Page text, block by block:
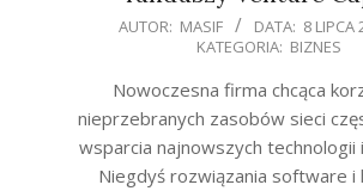
2021-AUTOR: MASIF DATA: 8 LIPCA
KATEGORIA: BIZNES
Nowoczesna firma chcąca
nieprzebranych zasobów sieci
wsparcia najnowszych technologii
Niegdyś rozwiązania software i